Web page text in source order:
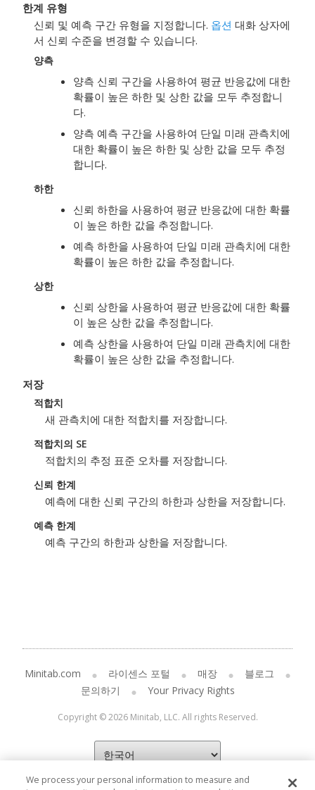
한계 유형
신뢰 및 예측 구간 유형을 지정합니다. 옵션 대화 상자에
서 신뢰 수준을 변경할 수 있습니다.
양측
양측 신뢰 구간을 사용하여 평균 반응값에 대한
확률이 높은 하한 및 상한 값을 모두 추정합니
다.
양측 예측 구간을 사용하여 단일 미래 관측치에
대한 확률이 높은 하한 및 상한 값을 모두 추정
합니다.
하한
신뢰 하한을 사용하여 평균 반응값에 대한 확률
이 높은 하한 값을 추정합니다.
예측 하한을 사용하여 단일 미래 관측치에 대한
확률이 높은 하한 값을 추정합니다.
상한
신뢰 상한을 사용하여 평균 반응값에 대한 확률
이 높은 상한 값을 추정합니다.
예측 상한을 사용하여 단일 미래 관측치에 대한
확률이 높은 상한 값을 추정합니다.
저장
적합치
새 관측치에 대한 적합치를 저장합니다.
적합치의 SE
적합치의 추정 표준 오차를 저장합니다.
신뢰 한계
예측에 대한 신뢰 구간의 하한과 상한을 저장합니다.
예측 한계
예측 구간의 하한과 상한을 저장합니다.
Minitab.com 라이센스 포털 매장
블로그
문의하기
Your Privacy Rights
Copyright © 2026 Minitab, LLC. All rights Reserved.
We process your personal information to measure and